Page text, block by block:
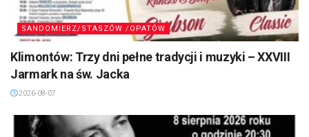
SANDOMIERZ/STASZÓW /OPATÓW
Klimontów: Trzy dni pełne tradycji i muzyki – XXVIII
Jarmark na św. Jacka
2026-08-07